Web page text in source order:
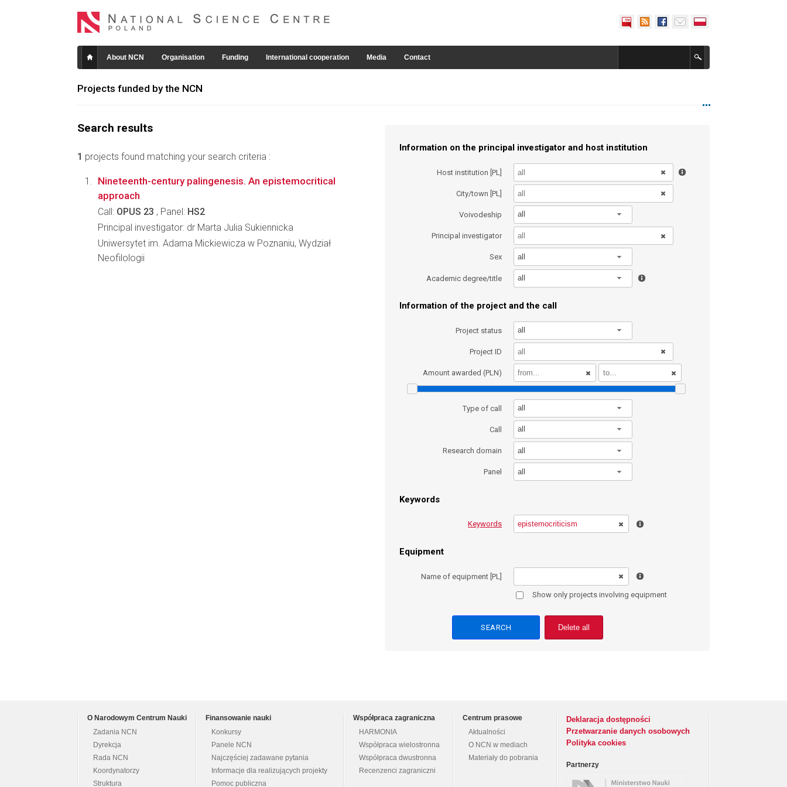
About NCN Organisation Funding International cooperation Media Contact
Projects funded by the NCN
Search results
1 projects found matching your search criteria :
Information on the principal investigator and host institution
Host institution [PL]
City/town [PL]
Voivodeship all
Principal investigator
Sex all
Academic degree/title all
Information of the project and the call
Project status all
Project ID
Amount awarded (PLN)
Type of call all
Call all
Research domain all
Panel all
Keywords
Keywords
Equipment
Name of equipment [PL]
Show only projects involving equipment
Delete all
Nineteenth-century palingenesis. An epistemocritical
approach
Call: OPUS 23 , Panel: HS2
Principal investigator: dr Marta Julia Sukiennicka
Uniwersytet im. Adama Mickiewicza w Poznaniu, Wydział
Neofilologii
O Narodowym Centrum Nauki
Zadania NCN
Dyrekcja
Rada NCN
Koordynatorzy
Struktura
Finansowanie nauki
Konkursy
Panele NCN
Najczęściej zadawane pytania
Informacje dla realizujących projekty
Pomoc publiczna
Współpraca zagraniczna
HARMONIA
Współpraca wielostronna
Współpraca dwustronna
Recenzenci zagraniczni
Centrum prasowe
Aktualności
O NCN w mediach
Materiały do pobrania
Deklaracja dostępności
Przetwarzanie danych osobowych
Polityka cookies
Partnerzy